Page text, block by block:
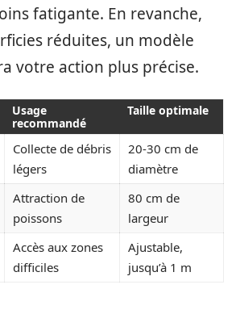
fatigante. En revanche,
réduites, un modèle
votre action plus précise.
Usage
recommandé
Taille optimale
Collecte de débris
légers
20-30 cm de
diamètre
Attraction de
poissons
80 cm de
largeur
Accès aux zones
difficiles
Ajustable,
jusqu’à 1 m